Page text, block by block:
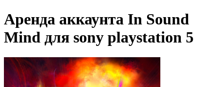
Аренда аккаунта In Sound
Mind для sony playstation 5